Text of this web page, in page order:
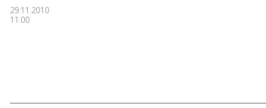
29.11.2010
11:00